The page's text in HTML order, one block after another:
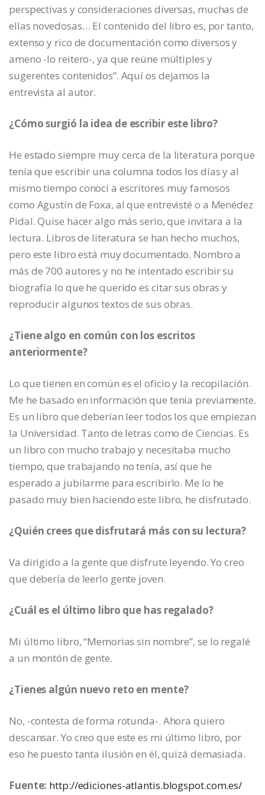
perspectivas y consideraciones diversas, muchas de
ellas novedosas… El contenido del libro es, por tanto,
extenso y rico de documentación como diversos y
ameno -lo reitero-, ya que reúne múltiples y
sugerentes contenidos”. Aquí os dejamos la
entrevista al autor.
¿Cómo surgió la idea de escribir este libro?
He estado siempre muy cerca de la literatura porque
tenía que escribir una columna todos los días y al
mismo tiempo conocí a escritores muy famosos
como Agustín de Foxa, al que entrevisté o a Menédez
Pidal. Quise hacer algo más serio, que invitara a la
lectura. Libros de literatura se han hecho muchos,
pero este libro está muy documentado. Nombro a
más de 700 autores y no he intentado escribir su
biografía lo que he querido es citar sus obras y
reproducir algunos textos de sus obras.
¿Tiene algo en común con los escritos
anteriormente?
Lo que tienen en común es el oficio y la recopilación.
Me he basado en información que tenía previamente.
Es un libro que deberían leer todos los que empiezan
la Universidad. Tanto de letras como de Ciencias. Es
un libro con mucho trabajo y necesitaba mucho
tiempo, que trabajando no tenía, así que he
esperado a jubilarme para escribirlo. Me lo he
pasado muy bien haciendo este libro, he disfrutado.
¿Quién crees que disfrutará más con su lectura?
Va dirigido a la gente que disfrute leyendo. Yo creo
que debería de leerlo gente joven.
¿Cuál es el último libro que has regalado?
Mi último libro, “Memorias sin nombre”, se lo regalé
a un montón de gente.
¿Tienes algún nuevo reto en mente?
No, -contesta de forma rotunda-. Ahora quiero
descansar. Yo creo que este es mi último libro, por
eso he puesto tanta ilusión en él, quizá demasiada.
Fuente: http://ediciones-atlantis.blogspot.com.es/